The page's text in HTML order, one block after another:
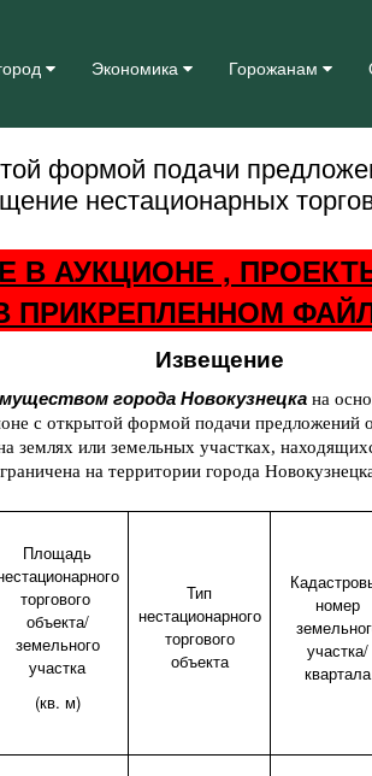
Экономика Горожанам
формой подачи
нестационарных
В АУКЦИОНЕ ,
Извещение
города Новокузнецка на
с открытой формой подачи предложений
землях или земельных участках,
на территории города
Площадь
торгового
объекта/
земельного
участка
(кв. м)
Тип
нестационарного
торгового
объекта
номер
участка/
квартала